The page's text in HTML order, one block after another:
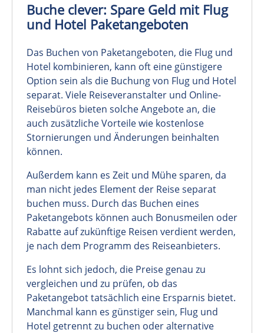
Buche clever: Spare Geld mit Flug
und Hotel Paketangeboten
Das Buchen von Paketangeboten, die Flug und
Hotel kombinieren, kann oft eine günstigere
Option sein als die Buchung von Flug und Hotel
separat. Viele Reiseveranstalter und Online-
Reisebüros bieten solche Angebote an, die
auch zusätzliche Vorteile wie kostenlose
Stornierungen und Änderungen beinhalten
können.
Außerdem kann es Zeit und Mühe sparen, da
man nicht jedes Element der Reise separat
buchen muss. Durch das Buchen eines
Paketangebots können auch Bonusmeilen oder
Rabatte auf zukünftige Reisen verdient werden,
je nach dem Programm des Reiseanbieters.
Es lohnt sich jedoch, die Preise genau zu
vergleichen und zu prüfen, ob das
Paketangebot tatsächlich eine Ersparnis bietet.
Manchmal kann es günstiger sein, Flug und
Hotel getrennt zu buchen oder alternative